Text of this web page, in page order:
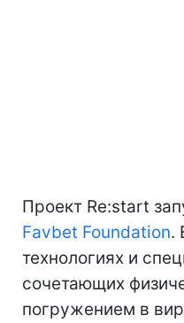
Проект Re:start
Favbet Foundation.
технологиях и
сочетающих
погружением в